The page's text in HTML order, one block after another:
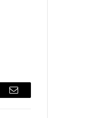
Имэйл